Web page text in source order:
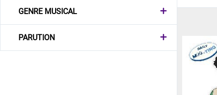
GENRE MUSICAL
PARUTION